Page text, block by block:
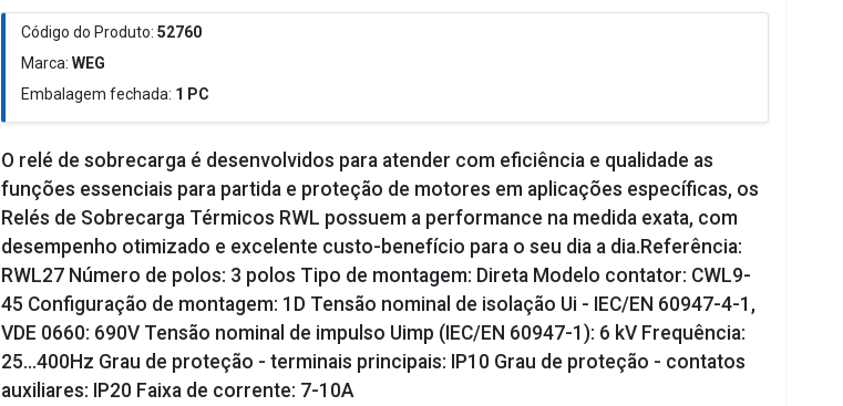
Código do Produto: 52760
Marca: WEG
Embalagem fechada: 1 PC
O relé de sobrecarga é desenvolvidos para atender com eficiência e qualidade as
funções essenciais para partida e proteção de motores em aplicações específicas, os
Relés de Sobrecarga Térmicos RWL possuem a performance na medida exata, com
desempenho otimizado e excelente custo-benefício para o seu dia a dia.Referência:
RWL27 Número de polos: 3 polos Tipo de montagem: Direta Modelo contator: CWL9-
45 Configuração de montagem: 1D Tensão nominal de isolação Ui - IEC/EN 60947-4-1,
VDE 0660: 690V Tensão nominal de impulso Uimp (IEC/EN 60947-1): 6 kV Frequência:
25...400Hz Grau de proteção - terminais principais: IP10 Grau de proteção - contatos
auxiliares: IP20 Faixa de corrente: 7-10A